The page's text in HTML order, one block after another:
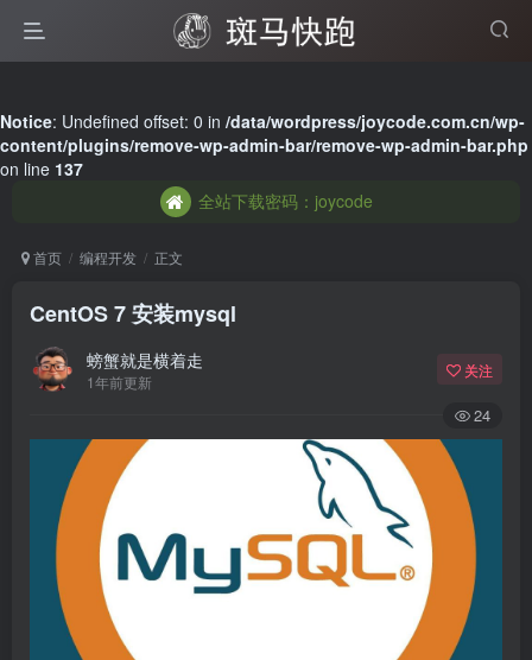
Notice: Undefined offset: 0 in /data/wordpress/joycode.com.cn/wp-
content/plugins/remove-wp-admin-bar/remove-wp-admin-bar.php
on line 137
全站下载密码：joycode
全站下载密码：joycode
全站下载密码：joycode
首页 编程开发 正文
CentOS 7 安装mysql
螃蟹就是横着走
1年前更新
关注
24